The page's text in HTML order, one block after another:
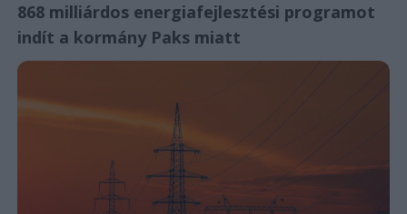
868 milliárdos energiafejlesztési programot
indít a kormány Paks miatt